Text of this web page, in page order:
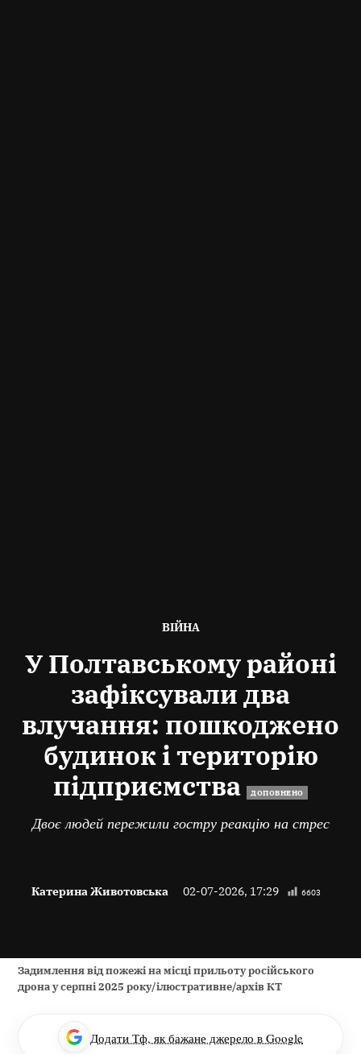
ОПУБЛІКОВАНО
ВІЙНА
У Полтавському районі
зафіксували два
влучання: пошкоджено
будинок і територію
підприємства
ДОПОВНЕНО
Двоє людей пережили гостру реакцію на стрес
Катерина Животовська 02-07-2026, 17:29 6603
Задимлення від пожежі на місці прильоту російського
дрона у серпні 2025 року/ілюстративне/архів КТ
Додати Тф, як бажане джерело в Google